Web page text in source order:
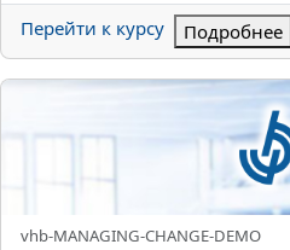
Перейти к курсу Подробнее
vhb - Demo - Management of
Краткое название курса
vhb-MANAGING-CHANGE-DEMO